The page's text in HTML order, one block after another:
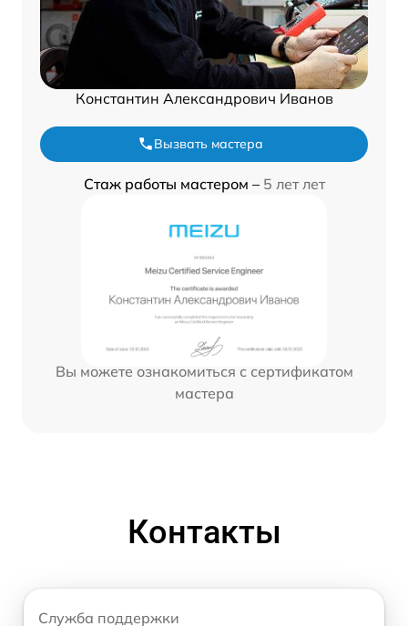
Константин Александрович Иванов
Вызвать мастера
Стаж работы мастером – 5 лет лет
Вы можете ознакомиться с сертификатом
мастера
Контакты
Служба поддержки